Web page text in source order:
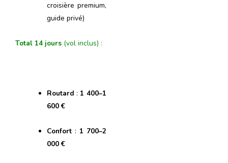
croisière premium,
guide privé)
Total 14 jours (vol inclus) :
Routard : 1 400–1
600 €
Confort: 1 700–2
000 €